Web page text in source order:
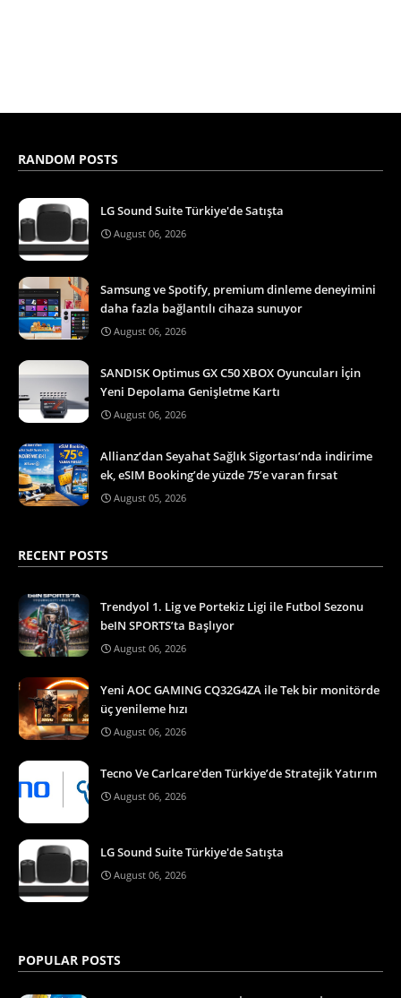
RANDOM POSTS
LG Sound Suite Türkiye'de Satışta
August 06, 2026
Samsung ve Spotify, premium dinleme deneyimini
daha fazla bağlantılı cihaza sunuyor
August 06, 2026
SANDISK Optimus GX C50 XBOX Oyuncuları İçin
Yeni Depolama Genişletme Kartı
August 06, 2026
Allianz’dan Seyahat Sağlık Sigortası’nda indirime
ek, eSIM Booking’de yüzde 75’e varan fırsat
August 05, 2026
RECENT POSTS
Trendyol 1. Lig ve Portekiz Ligi ile Futbol Sezonu
beIN SPORTS’ta Başlıyor
August 06, 2026
Yeni AOC GAMING CQ32G4ZA ile Tek bir monitörde
üç yenileme hızı
August 06, 2026
Tecno Ve Carlcare'den Türkiye’de Stratejik Yatırım
August 06, 2026
LG Sound Suite Türkiye'de Satışta
August 06, 2026
POPULAR POSTS